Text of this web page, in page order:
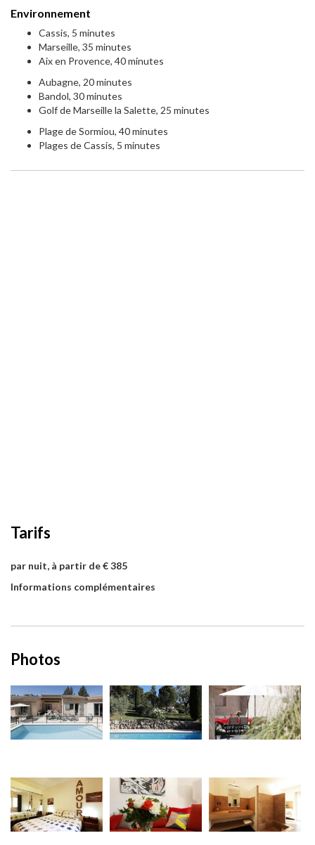
Environnement
Cassis, 5 minutes
Marseille, 35 minutes
Aix en Provence, 40 minutes
Aubagne, 20 minutes
Bandol, 30 minutes
Golf de Marseille la Salette, 25 minutes
Plage de Sormiou, 40 minutes
Plages de Cassis, 5 minutes
Tarifs
par nuit, à partir de € 385
Informations complémentaires
Photos